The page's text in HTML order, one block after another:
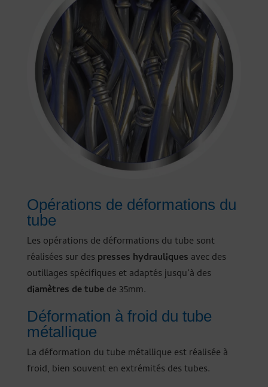
Opérations de déformations du
tube
Les opérations de déformations du tube sont
réalisées sur despresses hydrauliques avec des
outillages spécifiques et adaptés jusqu’à des
diamètres de tubede 35mm.
Déformation à froid du tube
métallique
La déformation du tube métallique est réalisée à
froid, bien souvent en extrémités des tubes.